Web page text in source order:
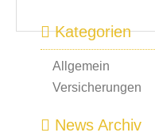
Kategorien
Allgemein
Versicherungen
News Archiv